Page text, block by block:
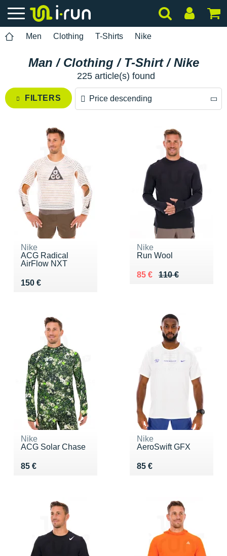
Men Clothing T-Shirts Nike
Man / Clothing / T-Shirt / Nike
225 article(s) found
FILTERS Price descending
Nike
ACG Radical
AirFlow NXT
150 €
Vendu 150 €
Nike
Run Wool
110 €
Au lieu de 110 €
85 €
Vendu 85 €
Nike
ACG Solar Chase
85 €
Vendu 85 €
Nike
AeroSwift GFX
85 €
Vendu 85 €